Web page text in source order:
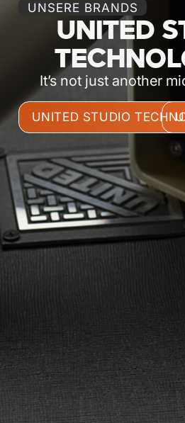
UNSERE BRANDS
UNITED
It’s not just another
UNITED STUDIO